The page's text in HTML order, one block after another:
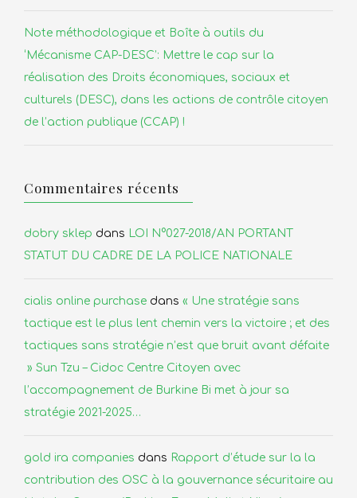
Note méthodologique et Boîte à outils du
‘Mécanisme CAP-DESC’: Mettre le cap sur la
réalisation des Droits économiques, sociaux et
culturels (DESC), dans les actions de contrôle citoyen
de l’action publique (CCAP) !
Commentaires récents
dobry sklep dans LOI N°027-2018/AN PORTANT
STATUT DU CADRE DE LA POLICE NATIONALE
cialis online purchase dans « Une stratégie sans
tactique est le plus lent chemin vers la victoire ; et des
tactiques sans stratégie n’est que bruit avant défaite
» Sun Tzu – Cidoc Centre Citoyen avec
l’accompagnement de Burkine Bi met à jour sa
stratégie 2021-2025…
gold ira companies dans Rapport d’étude sur la la
contribution des OSC à la gouvernance sécuritaire au